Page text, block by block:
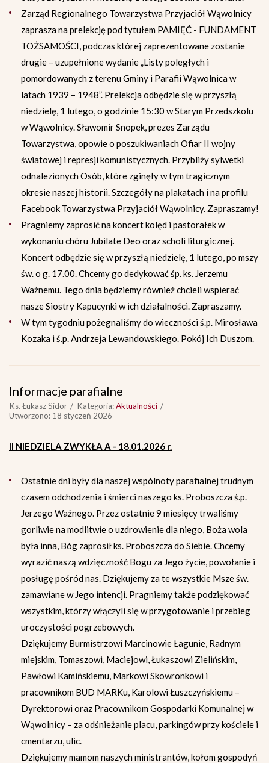
Zarząd Regionalnego Towarzystwa Przyjaciół Wąwolnicy
zaprasza na prelekcję pod tytułem PAMIĘĆ - FUNDAMENT
TOŻSAMOŚCI, podczas której zaprezentowane zostanie
drugie – uzupełnione wydanie „Listy poległych i
pomordowanych z terenu Gminy i Parafii Wąwolnica w
latach 1939 – 1948”. Prelekcja odbędzie się w przyszłą
niedzielę, 1 lutego, o godzinie 15:30 w Starym Przedszkolu
w Wąwolnicy. Sławomir Snopek, prezes Zarządu
Towarzystwa, opowie o poszukiwaniach Ofiar II wojny
światowej i represji komunistycznych. Przybliży sylwetki
odnalezionych Osób, które zginęły w tym tragicznym
okresie naszej historii. Szczegóły na plakatach i na profilu
Facebook Towarzystwa Przyjaciół Wąwolnicy. Zapraszamy!
Pragniemy zaprosić na koncert kolęd i pastorałek w
wykonaniu chóru Jubilate Deo oraz scholi liturgicznej.
Koncert odbędzie się w przyszłą niedzielę, 1 lutego, po mszy
św. o g. 17.00. Chcemy go dedykować śp. ks. Jerzemu
Ważnemu. Tego dnia będziemy również chcieli wspierać
nasze Siostry Kapucynki w ich działalności. Zapraszamy.
W tym tygodniu pożegnaliśmy do wieczności ś.p. Mirosława
Kozaka i ś.p. Andrzeja Lewandowskiego. Pokój Ich Duszom.
Informacje parafialne
Ks. Łukasz Sidor Kategoria:Aktualności
Utworzono: 18 styczeń 2026
II NIEDZIELA ZWYKŁA A - 18.01.2026 r.
Ostatnie dni były dla naszej wspólnoty parafialnej trudnym
czasem odchodzenia i śmierci naszego ks. Proboszcza ś.p.
Jerzego Ważnego. Przez ostatnie 9 miesięcy trwaliśmy
gorliwie na modlitwie o uzdrowienie dla niego, Boża wola
była inna, Bóg zaprosił ks. Proboszcza do Siebie. Chcemy
wyrazić naszą wdzięczność Bogu za Jego życie, powołanie i
posługę pośród nas. Dziękujemy za te wszystkie Msze św.
zamawiane w Jego intencji. Pragniemy także podziękować
wszystkim, którzy włączyli się w przygotowanie i przebieg
uroczystości pogrzebowych.
Dziękujemy Burmistrzowi Marcinowie Łagunie, Radnym
miejskim, Tomaszowi, Maciejowi, Łukaszowi Zielińskim,
Pawłowi Kamińskiemu, Markowi Skowronkowi i
pracownikom BUD MARKu, Karolowi Łuszczyńskiemu –
Dyrektorowi oraz Pracownikom Gospodarki Komunalnej w
Wąwolnicy – za odśnieżanie placu, parkingów przy kościele i
cmentarzu, ulic.
Dziękujemy mamom naszych ministrantów, kołom gospodyń